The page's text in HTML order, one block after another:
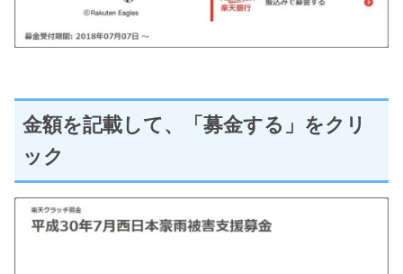
金額を記載して、「募金する」をクリ
ック